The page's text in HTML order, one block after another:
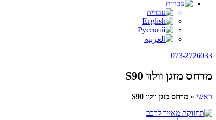
073-2726033
מדחס מזגן וולוו S90
ראשי » מדחס מזגן וולוו S90